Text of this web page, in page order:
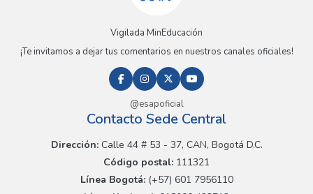
Vigilada MinEducación
¡Te invitamos a dejar tus comentarios en nuestros canales oficiales!
@esapoficial
Contacto Sede Central
Dirección:Calle 44 # 53 - 37, CAN, Bogotá D.C.
Código postal: 111321
Línea Bogotá:(+57) 601 7956110